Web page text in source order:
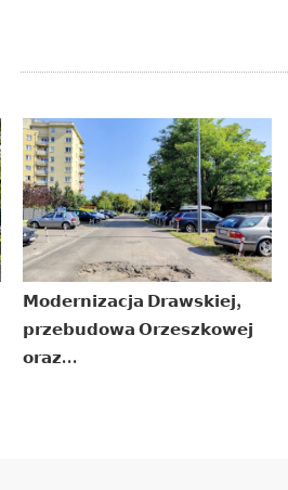
𝗠𝗼𝗱𝗲𝗿𝗻𝗶𝘇𝗮𝗰𝗷𝗮 𝗗𝗿𝗮𝘄𝘀𝗸𝗶𝗲𝗷,
𝗽𝗿𝘇𝗲𝗯𝘂𝗱𝗼𝘄𝗮 𝗢𝗿𝘇𝗲𝘀𝘇𝗸𝗼𝘄𝗲𝗷
𝗼𝗿𝗮𝘇…